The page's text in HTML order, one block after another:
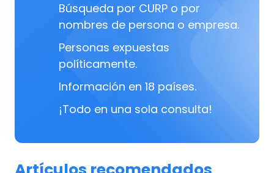
Búsqueda por CURP o por
nombres de persona o empresa.
Personas expuestas
políticamente.
Información en 18 países.
¡Todo en una sola consulta!